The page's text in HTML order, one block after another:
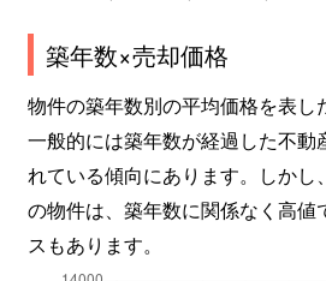
築年数×売却価格
物件の築年数別の平均価格を表し
一般的には築年数が経過した不動
れている傾向にあります。しかし
の物件は、築年数に関係なく高値
スもあります。